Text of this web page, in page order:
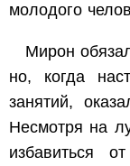
молодого
Мирон
но, когда
занятий,
Несмотря на
избавиться